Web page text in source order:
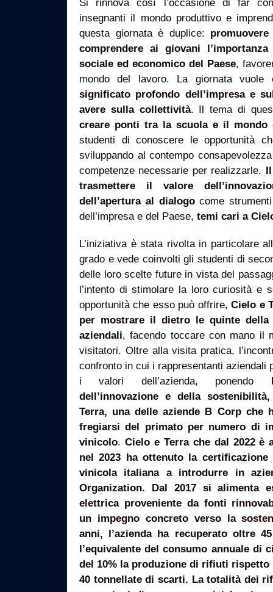
Si rinnova così l’occasione di far
insegnanti il mondo produttivo e
questa giornata è duplice:
comprendere ai giovani
sociale ed economico del Paese,
mondo del lavoro. La giornata
significato profondo dell’impresa e
avere sulla collettività. Il tema di
creare ponti tra la scuola e il mondo
studenti di conoscere le opportunità
sviluppando al contempo
competenze necessarie per realizzarle.
trasmettere il valore
dell’apertura al dialogocome
dell’impresa e del Paese, temi cari a
L’iniziativa è stata rivolta in particolare
grado e vede coinvolti gli studenti di
delle loro scelte future in vista del
l’intento di stimolare la loro curiosità e
opportunità che esso può offrire,Cielo e
per mostrare il dietro le quinte
aziendali, facendo toccare con mano il
visitatori. Oltre alla visita pratica,
confronto in cui i rappresentanti aziendali
i valori dell’azienda, ponendo
dell’innovazione e della
Terra, una delle aziende B Corp che
fregiarsi del primato per numero di
vinicolo. Cielo e Terra che dal 2022 è
nel 2023 ha ottenuto la
vinicola italiana a introdurre in
Organization. Dal 2017 si alimenta
elettrica proveniente da fonti
un impegno concreto verso la
anni, l’azienda ha recuperato oltre
l’equivalente del consumo annuale di
del 10% la produzione di rifiuti rispetto
40 tonnellate di scarti. La totalità dei